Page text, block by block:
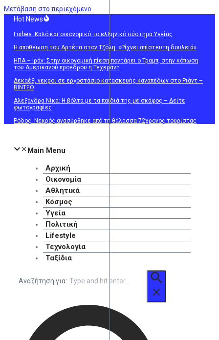
Μετάβαση στο περιεχόμενο
Hot News
Forbes: Καλό και οικονομικό το ελληνικό σύστημα Υγείας
Η αποθέωση του Αρτέτα στον Τζόλη: «Ρίχνει απίστευτη δουλειά»
ΗΠΑ – Ιράν: Στην οικονομική πίεση ποντάρει ο Τραμπ, στην κόπωση
του Αμερικανού προέδρου η Τεχεράνη
Δεκαέξι νεκροί σε εργοστάσιο κατασκευής καναπέδων στο Ριάντ –
ΒΙΝΤΕΟ
Αλεξάνδρα Νίκα: Η βόλτα με τα παιδιά της με σκάφος – Δείτε
φωτογραφίες
Ρόδος: Νεκρός ανασύρθηκε από τη θάλασσα 72χρονος τουρίστας
Main Menu
Αρχική
Οικονομία
Αθλητικά
Κόσμος
Υγεία
Πολιτική
Lifestyle
Τεχνολογία
Ταξίδια
Αναζήτηση για: